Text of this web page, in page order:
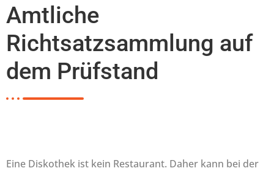
Amtliche
Richtsatzsammlung auf
dem Prüfstand
Eine Diskothek ist kein Restaurant. Daher kann bei der